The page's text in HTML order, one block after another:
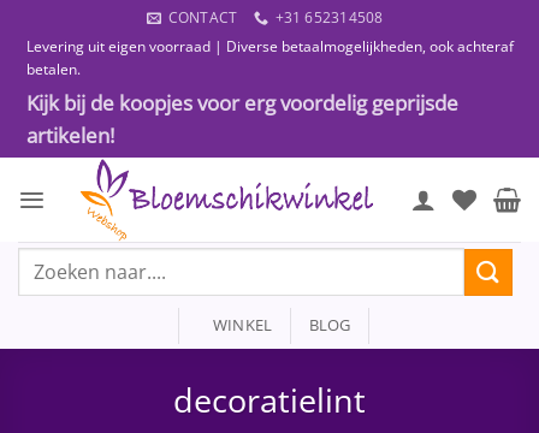
naar
inhoud
CONTACT
+31 652314508
Levering uit eigen voorraad | Diverse betaalmogelijkheden, ook achteraf
betalen.
Kijk bij de koopjes voor erg voordelig geprijsde
artikelen!
Zoeken
WINKEL BLOG
decoratielint